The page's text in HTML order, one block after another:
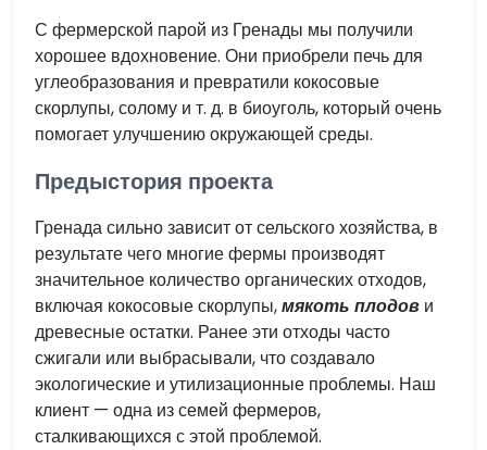
С фермерской парой из Гренады мы получили
хорошее вдохновение. Они приобрели печь для
углеобразования и превратили кокосовые
скорлупы, солому и т. д. в биоуголь, который очень
помогает улучшению окружающей среды.
Предыстория проекта
Гренада сильно зависит от сельского хозяйства, в
результате чего многие фермы производят
значительное количество органических отходов,
включая кокосовые скорлупы,мякоть плодов и
древесные остатки. Ранее эти отходы часто
сжигали или выбрасывали, что создавало
экологические и утилизационные проблемы. Наш
клиент — одна из семей фермеров,
сталкивающихся с этой проблемой.